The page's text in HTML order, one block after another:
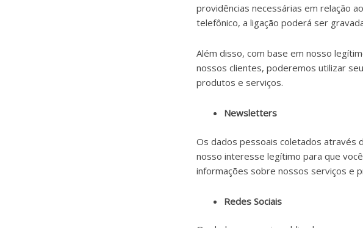
providências necessárias em relação
telefônico, a ligação poderá ser
Além disso, com base em nosso
nossos clientes, poderemos utilizar
produtos e serviços.
Newsletters
Os dados pessoais coletados através
nosso interesse legítimo para que
informações sobre nossos serviços e
Redes Sociais